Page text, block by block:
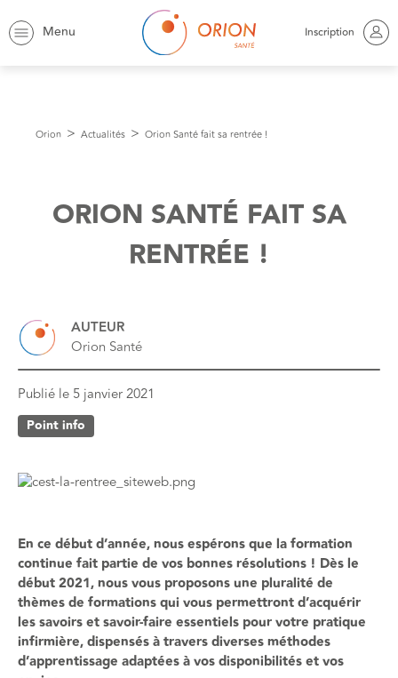
Menu Inscription
Orion Actualités Orion Santé fait sa rentrée !
ORION SANTÉ FAIT SA
RENTRÉE !
AUTEUR
Orion Santé
Publié le 5 janvier 2021
Point info
En ce début d’année, nous espérons que la formation
continue fait partie de vos bonnes résolutions ! Dès le
début 2021, nous vous proposons une pluralité de
thèmes de formations qui vous permettront d’acquérir
les savoirs et savoir-faire essentiels pour votre pratique
infirmière, dispensés à travers diverses méthodes
d’apprentissage adaptées à vos disponibilités et vos